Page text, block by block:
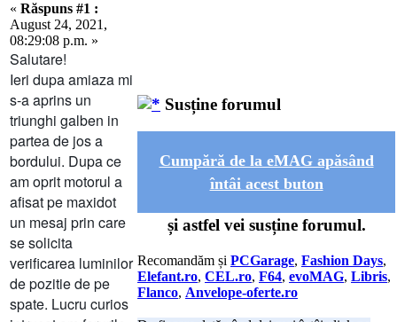
« Răspuns #1 :
August 24, 2021,
08:29:08 p.m. »
Salutare!
Ieri dupa amiaza mi
s-a aprins un
triunghi galben in
partea de jos a
bordului. Dupa ce
am oprit motorul a
afisat pe maxidot
un mesaj prin care
se solicita
verificarea luminilor
de pozitie de pe
spate. Lucru curios
Susține forumul
Cumpără de la eMAG apăsând
întâi acest buton
și astfel vei susține forumul.
Recomandăm și PCGarage, Fashion Days,
Elefant.ro, CEL.ro, F64, evoMAG, Libris,
Flanco, Anvelope-oferte.ro